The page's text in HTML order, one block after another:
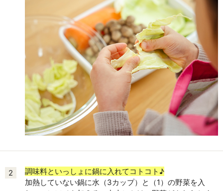
2
調味料といっしょに鍋に入れてコトコト♪
加熱していない鍋に水（3カップ）と（1）の野菜を入